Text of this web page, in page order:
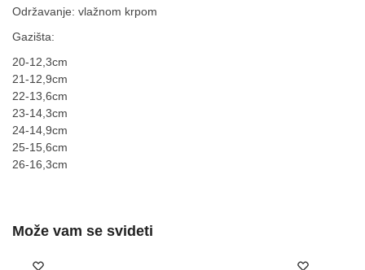
Održavanje: vlažnom krpom
Gazišta:
20-12,3cm
21-12,9cm
22-13,6cm
23-14,3cm
24-14,9cm
25-15,6cm
26-16,3cm